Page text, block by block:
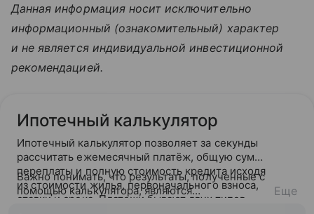
Данная информация носит исключительно
информационный (ознакомительный) характер
и не является индивидуальной инвестиционной
рекомендацией.
Ипотечный калькулятор
Ипотечный калькулятор позволяет за секунды
рассчитать ежемесячный платёж, общую сумму
переплаты и полную стоимость кредита исходя
из стоимости жилья, первоначального взноса,
ставки и срока. Платежи бывают двух типов —
Важно понимать, что результаты, полученные с
помощью калькулятора, являются
Еще